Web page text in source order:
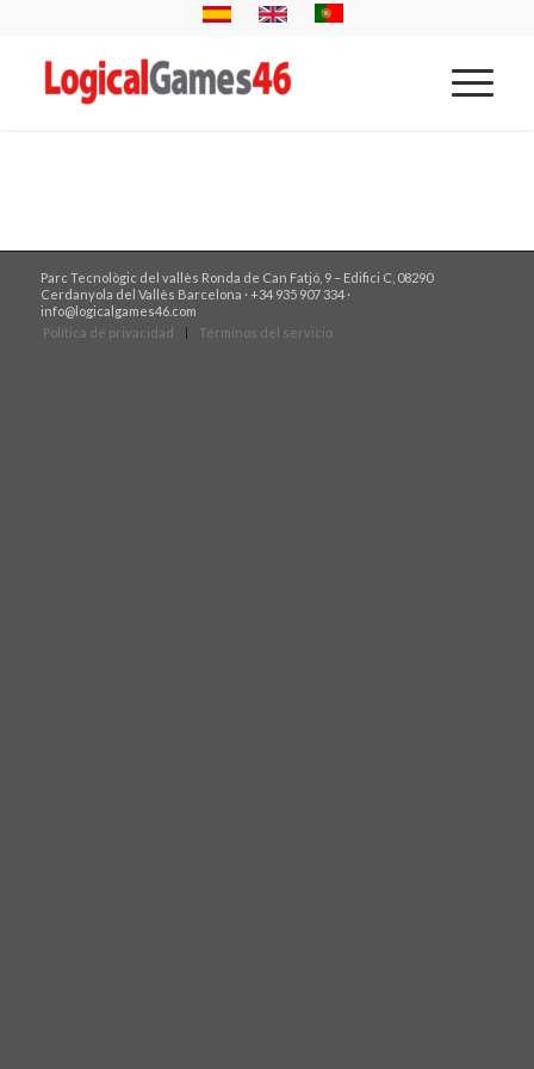
Parc Tecnològic del vallès Ronda de Can Fatjó, 9 – Edifici C, 08290
Cerdanyola del Vallès Barcelona · +34 935 907 334 ·
info@logicalgames46.com
Política de privacidad
Términos del servicio